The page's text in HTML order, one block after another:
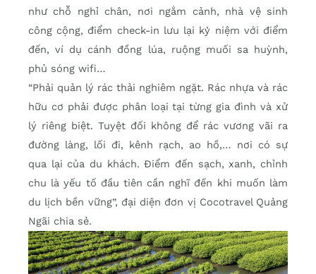
như chỗ nghỉ chân, nơi ngắm cảnh, nhà vệ sinh
công cộng, điểm check-in lưu lại kỷ niệm với điểm
đến, ví dụ cánh đồng lúa, ruộng muối sa huỳnh,
phủ sóng wifi…
“Phải quản lý rác thải nghiêm ngặt. Rác nhựa và rác
hữu cơ phải được phân loại tại từng gia đình và xử
lý riêng biệt. Tuyệt đối không để rác vương vãi ra
đường làng, lối đi, kênh rạch, ao hồ,… nơi có sự
qua lại của du khách. Điểm đến sạch, xanh, chỉnh
chu là yếu tố đầu tiên cần nghĩ đến khi muốn làm
du lịch bền vững”, đại diện đơn vị Cocotravel Quảng
Ngãi chia sẻ.